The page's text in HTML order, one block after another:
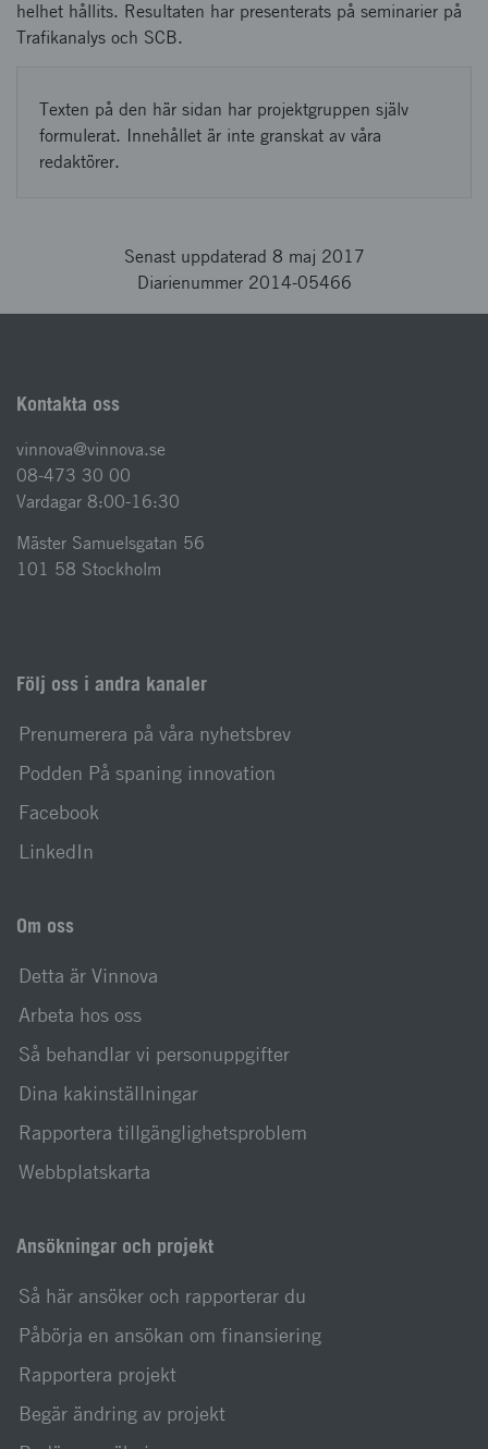
helhet hållits. Resultaten har presenterats på seminarier på
Trafikanalys och SCB.
Texten på den här sidan har projektgruppen själv
formulerat. Innehållet är inte granskat av våra
redaktörer.
Senast uppdaterad 8 maj 2017
Diarienummer 2014-05466
Kontakta oss
vinnova@vinnova.se
08-473 30 00
Vardagar 8:00-16:30
Mäster Samuelsgatan 56
101 58 Stockholm
Följ oss i andra kanaler
Prenumerera på våra nyhetsbrev
Podden På spaning innovation
Facebook
LinkedIn
Om oss
Detta är Vinnova
Arbeta hos oss
Så behandlar vi personuppgifter
Dina kakinställningar
Rapportera tillgänglighetsproblem
Webbplatskarta
Ansökningar och projekt
Så här ansöker och rapporterar du
Påbörja en ansökan om finansiering
Rapportera projekt
Begär ändring av projekt